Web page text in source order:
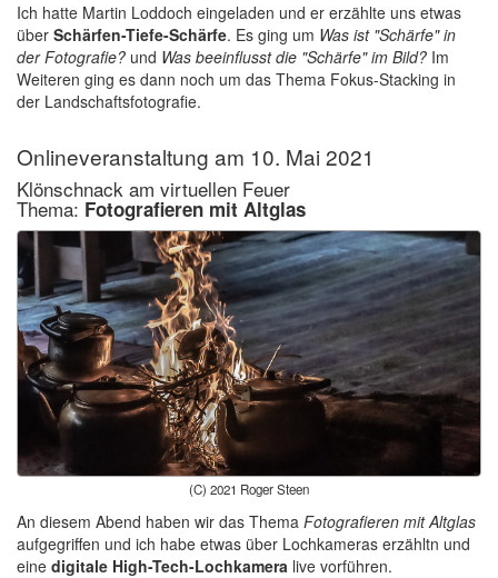
Ich hatte Martin Loddoch eingeladen und er erzählte uns etwas
über Schärfen-Tiefe-Schärfe. Es ging um Was ist "Schärfe" in
der Fotografie? und Was beeinflusst die "Schärfe" im Bild? Im
Weiteren ging es dann noch um das Thema Fokus-Stacking in
der Landschaftsfotografie.
Onlineveranstaltung am 10. Mai 2021
Klönschnack am virtuellen Feuer
Thema: Fotografieren mit Altglas
(C) 2021 Roger Steen
An diesem Abend haben wir das Thema Fotografieren mit Altglas
aufgegriffen und ich habe etwas über Lochkameras erzähltn und
eine digitale High-Tech-Lochkamera live vorführen.